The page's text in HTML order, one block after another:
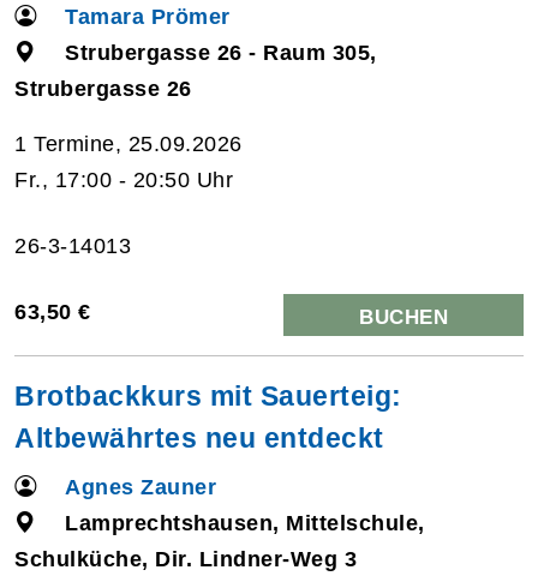
Tamara Prömer
Strubergasse 26 - Raum 305,
Strubergasse 26
1 Termine, 25.09.2026
Fr., 17:00 - 20:50 Uhr
26-3-14013
63,50 € BUCHEN
Brotbackkurs mit Sauerteig:
Altbewährtes neu entdeckt
Agnes Zauner
Lamprechtshausen, Mittelschule,
Schulküche, Dir. Lindner-Weg 3